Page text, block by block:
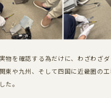
物を確認する為だけに、わざわざ
東や九州、そして四国に近畿圏の
た。